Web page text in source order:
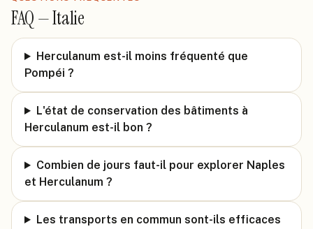
FAQ —Italie
Herculanum est-il moins fréquenté que
Pompéi ?
L'état de conservation des bâtiments à
Herculanum est-il bon ?
Combien de jours faut-il pour explorer Naples
et Herculanum ?
Les transports en commun sont-ils efficaces